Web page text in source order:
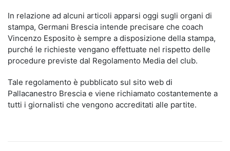
In relazione ad alcuni articoli apparsi oggi sugli organi di
stampa, Germani Brescia intende precisare che coach
Vincenzo Esposito è sempre a disposizione della stampa,
purché le richieste vengano effettuate nel rispetto delle
procedure previste dal Regolamento Media del club.
Tale regolamento è pubblicato sul sito web di
Pallacanestro Brescia e viene richiamato costantemente a
tutti i giornalisti che vengono accreditati alle partite.